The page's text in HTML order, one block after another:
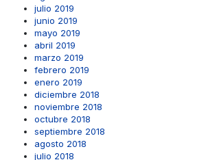
julio 2019
junio 2019
mayo 2019
abril 2019
marzo 2019
febrero 2019
enero 2019
diciembre 2018
noviembre 2018
octubre 2018
septiembre 2018
agosto 2018
julio 2018